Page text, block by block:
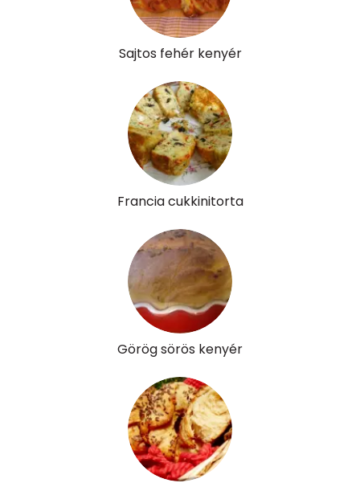
Sajtos fehér kenyér
Francia cukkinitorta
Görög sörös kenyér